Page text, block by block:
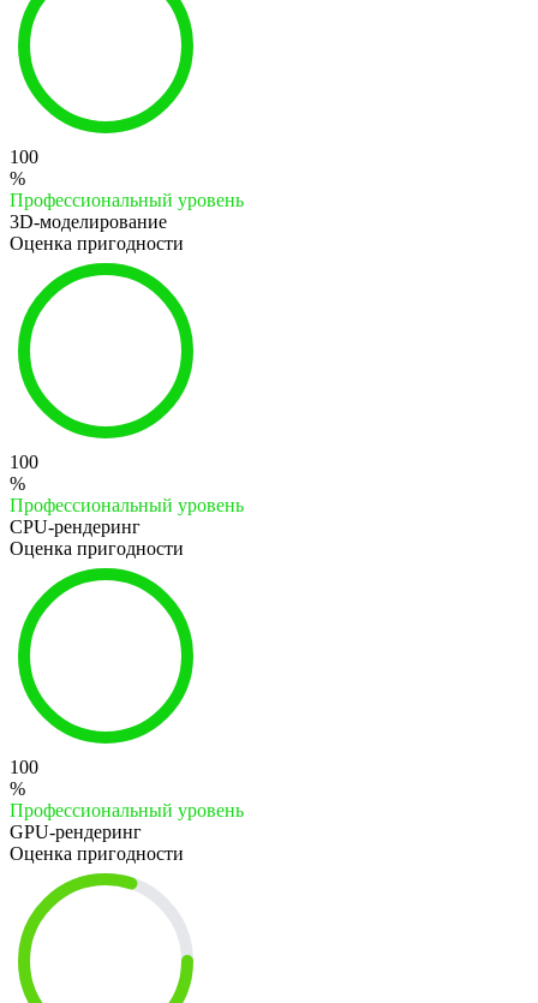
100
%
Профессиональный уровень
3D-моделирование
Оценка пригодности
100
%
Профессиональный уровень
CPU-рендеринг
Оценка пригодности
100
%
Профессиональный уровень
GPU-рендеринг
Оценка пригодности